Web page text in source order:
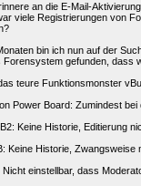
an die E-Mail-
viele Registrierungen von
bin ich nun auf der
Forensystem gefunden, dass
teure Funktionsmonster
Power Board: Zumindest
Keine Historie, Editierung
Keine Historie, Zwangsweise
Nicht einstellbar, dass